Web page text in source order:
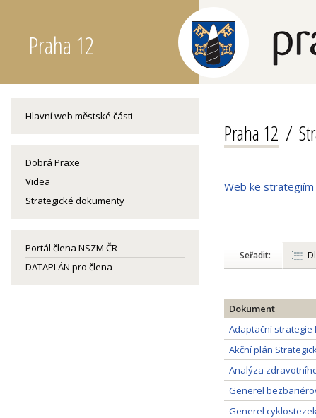
Praha 12
Hlavní web městské části
Dobrá Praxe
Videa
Strategické dokumenty
Portál člena NSZM ČR
DATAPLÁN pro člena
Praha 12
Web ke strategiím
Seřadit:
Dokument
Adaptační strategie
Akční plán
Analýza
Generel
Generel